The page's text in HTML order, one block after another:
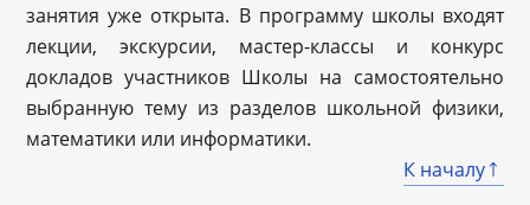
занятия уже открыта. В программу школы входят
лекции, экскурсии, мастер-классы и конкурс
докладов участников Школы на самостоятельно
выбранную тему из разделов школьной физики,
математики или информатики.
К началу